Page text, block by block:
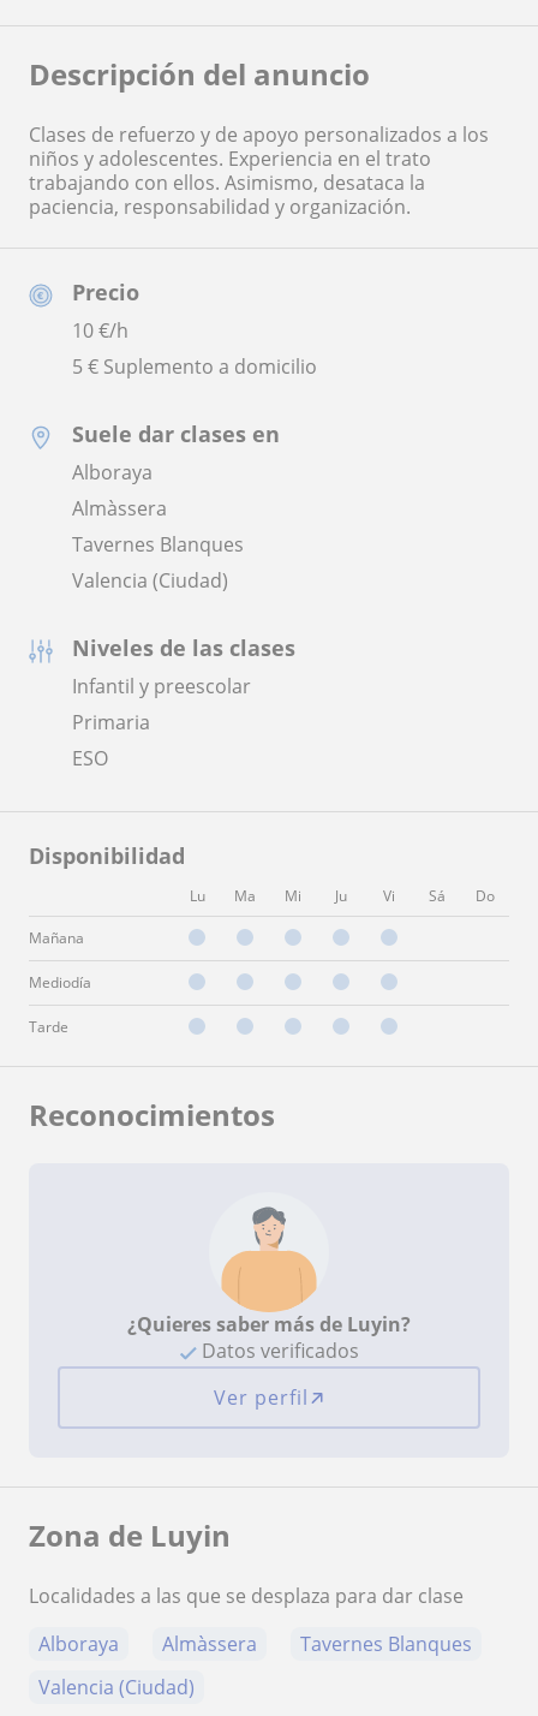
Precio
10€/h
5 € Suplemento a domicilio
Suele dar clases en
Alboraya
Almàssera
Tavernes Blanques
Valencia (Ciudad)
Niveles de las clases
Infantil y preescolar
Primaria
ESO
Disponibilidad
Lu Ma Mi Ju Vi Sá Do
Mañana
Mediodía
Tarde
Descripción del anuncio
Clases de refuerzo y de apoyo personalizados a los
niños y adolescentes. Experiencia en el trato
trabajando con ellos. Asimismo, desataca la
paciencia, responsabilidad y organización.
Reconocimientos
¿Quieres saber más de Luyin?
Datos verificados
Ver perfil
Zona de Luyin
Localidades a las que se desplaza para dar clase
Alboraya
Almàssera
Tavernes Blanques
Valencia (Ciudad)